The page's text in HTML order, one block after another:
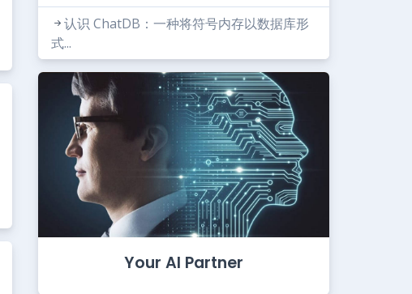
认识 ChatDB：一种将符号内存以数据库形
式...
Your AI Partner